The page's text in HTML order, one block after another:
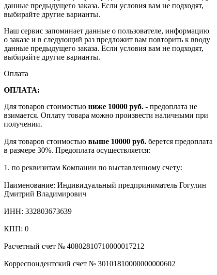
данные предыдущего заказа. Если условия вам не подходят,
выбирайте другие варианты.
Наш сервис запоминает данные о пользователе, информацию
о заказе и в следующий раз предложит вам повторить к вводу
данные предыдущего заказа. Если условия вам не подходят,
выбирайте другие варианты.
Оплата
ОПЛАТА:
Для товаров стоимостью ниже 10000 руб. - предоплата не
взимается. Оплату товара можно произвести наличными при
получении.
Для товаров стоимостью выше 10000 руб. берется предоплата
в размере 30%. Предоплата осуществляется:
1. по реквизитам Компании по выставленному счету:
Наименование: Индивидуальный предприниматель Гогулин
Дмитрий Владимирович
ИНН: 332803673639
КПП: 0
Расчетный счет № 40802810710000017212
Корреспондентский счет № 30101810000000000602